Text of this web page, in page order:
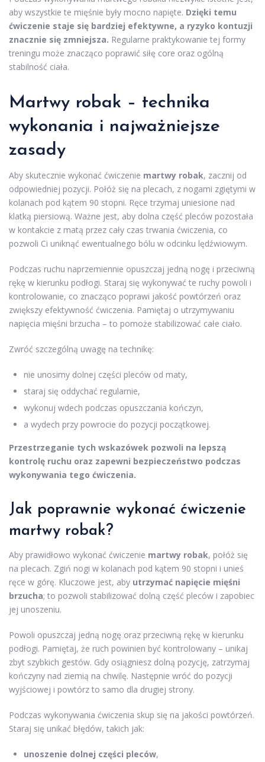
aby wszystkie te mięśnie były mocno napięte. Dzięki temu
ćwiczenie staje się bardziej efektywne, a ryzyko kontuzji
znacznie się zmniejsza. Regularne praktykowanie tej formy
treningu może znacząco poprawić siłę core oraz ogólną
stabilność ciała.
Martwy robak – technika
wykonania i najważniejsze
zasady
Aby skutecznie wykonać ćwiczenie martwy robak, zacznij od
odpowiedniej pozycji. Połóż się na plecach, z nogami zgiętymi w
kolanach pod kątem 90 stopni. Ręce trzymaj uniesione nad
klatką piersiową. Ważne jest, aby dolna część pleców pozostała
w kontakcie z matą przez cały czas trwania ćwiczenia, co
pozwoli Ci uniknąć ewentualnego bólu w odcinku lędźwiowym.
Podczas ruchu naprzemiennie opuszczaj jedną nogę i przeciwną
rękę w kierunku podłogi. Staraj się wykonywać te ruchy powoli i
kontrolowanie, co znacząco poprawi jakość powtórzeń oraz
zwiększy efektywność ćwiczenia. Pamiętaj o utrzymywaniu
napięcia mięśni brzucha – to pomoże stabilizować całe ciało.
Zwróć szczególną uwagę na technikę:
nie unosimy dolnej części pleców od maty,
staraj się oddychać regularnie,
wykonuj wdech podczas opuszczania kończyn,
a wydech przy powrocie do pozycji początkowej.
Przestrzeganie tych wskazówek pozwoli na lepszą
kontrolę ruchu oraz zapewni bezpieczeństwo podczas
wykonywania tego ćwiczenia.
Jak poprawnie wykonać ćwiczenie
martwy robak?
Aby prawidłowo wykonać ćwiczenie martwy robak, połóż się
na plecach. Zgiń nogi w kolanach pod kątem 90 stopni i unieś
ręce w górę. Kluczowe jest, aby utrzymać napięcie mięśni
brzucha; to pozwoli stabilizować dolną część pleców i zapobiec
jej unoszeniu.
Powoli opuszczaj jedną nogę oraz przeciwną rękę w kierunku
podłogi. Pamiętaj, że ruch powinien być kontrolowany – unikaj
zbyt szybkich gestów. Gdy osiągniesz dolną pozycję, zatrzymaj
kończyny nad ziemią na chwilę. Następnie wróć do pozycji
wyjściowej i powtórz to samo dla drugiej strony.
Podczas wykonywania ćwiczenia skup się na jakości powtórzeń.
Staraj się unikać błędów, takich jak:
unoszenie dolnej części pleców,